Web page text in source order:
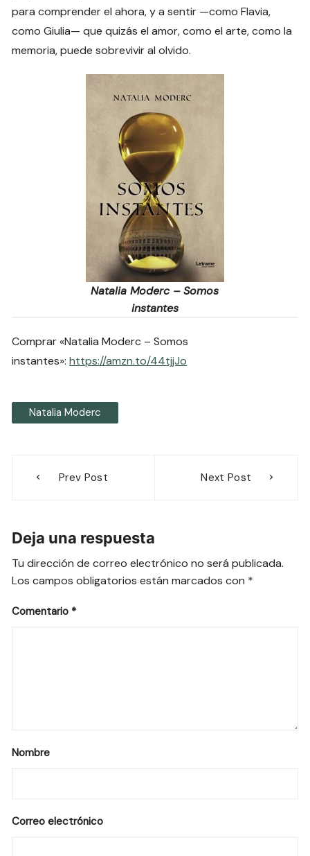
para comprender el ahora, y a sentir —como Flavia,
como Giulia— que quizás el amor, como el arte, como la
memoria, puede sobrevivir al olvido.
Natalia Moderc – Somos
instantes
Comprar «Natalia Moderc – Somos
instantes»:https://amzn.to/44tjjJo
Natalia Moderc
Prev Post Next Post
Deja una respuesta
Tu dirección de correo electrónico no será publicada.
Los campos obligatorios están marcados con *
Comentario *
Nombre
Correo electrónico